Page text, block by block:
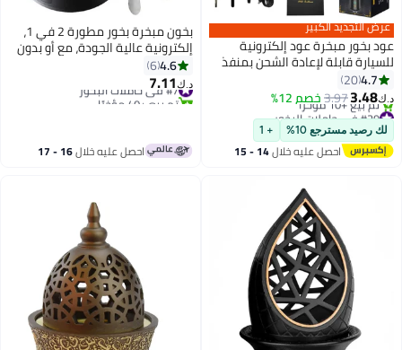
التجديد الكبير
مبخرة عود إلكترونية
قابلة لإعادة الشحن بمنفذ
4.7
20
3.48
3.97خصم 12%
البخور
سعر في السنة
بيع +10 مؤخرًا
البخور
مسترجع 10% + 1
احصل عليه خلال 14 - 15
بخون مبخرة بخور مطورة 2 في 1،
إلكترونية عالية الجودة، مع أو بدون
فحم، وحامل بخور عود، لون أسود
4.6
6
7.11#7 في حاملات البخور
تم بيع +40 مؤخرًا
#7 في حاملات البخور
احصل عليه خلال 16 - 17